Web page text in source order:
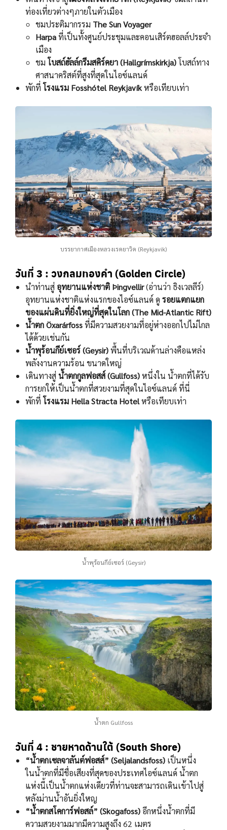
ท่องเที่ยวต่างๆภายในตัวเมือง
ชมประติมากรรม The Sun Voyager
Harpaที่เป็นทั้งศูนย์ประชุมและคอนเสิร์ตฮอลล์ประจํา
เมือง
ชมโบสถ์ฮัลล์กรีมสคิร์คยา (Hallgrímskirkja)โบสถ์ทาง
ศาสนาคริสต์ที่สูงที่สุดในไอซ์แลนด์
พักที่โรงแรม Fosshótel Reykjavíkหรือเทียบเท่า
บรรยากาศเมืองหลวงเรคยาวิค (Reykjavik)
วันที่ 3 : วงกลมทองคำ (Golden Circle)
นําท่านสู่ อุทยานแห่งชาติ Þingvellir(อ่านว่า ธิงเวลลีร์)
อุทยานแห่งชาติแห่งแรกของไอซ์แลนด์ ดู รอยแตกแยก
ของแผ่นดินที่ยิ่งใหญ่ที่สุดในโลก (The Mid-Atlantic Rift)
นํ้าตก Öxarárfossที่มีความสวยงามที่อยู่ห่างออกไปไม่ไกล
ได้ด้วยเช่นกัน
นํ้าพุร้อนกีย์เซอร์ (Geysir)พื้นที่บริเวณด้านล่างคือแหล่ง
พลังงานความร้อน ขนาดใหญ่
เดินทางสู่นํ้าตกกูลฟอสส์ (Gullfoss)หนึ่งใน นํ้าตกที่ได้รับ
การยกให้เป็นนํ้าตกที่สวยงามที่สุดในไอซ์แลนด์ ที่นี่
พักที่โรงแรม Hella Stracta Hotelหรือเทียบเท่า
น้ำพุร้อนกีย์เซอร์ (Geysir)
น้ำตก Gullfoss
วันที่ 4 : ชายหาดด้านใต้ (South Shore)
“นํ้าตกเซลจาลันต์ฟอสส์” (Seljalandsfoss) เป็นหนึ่ง
ในนํ้าตกที่มีชื่อเสียงที่สุดของประเทศไอซ์แลนด์ นํ้าตก
แห่งนี้เป็นนํ้าตกแห่งเดียวที่ท่านจะสามารถเดินเข้าไปสู่
หลังม่านนํ้าอันยิ่งใหญ
“นํ้าตกสโคการ์ฟอสล์” (Skogafoss)อีกหนึ่งนํ้าตกที่มี
ความสวยงามมากมีความสูงถึง 62 เมตร